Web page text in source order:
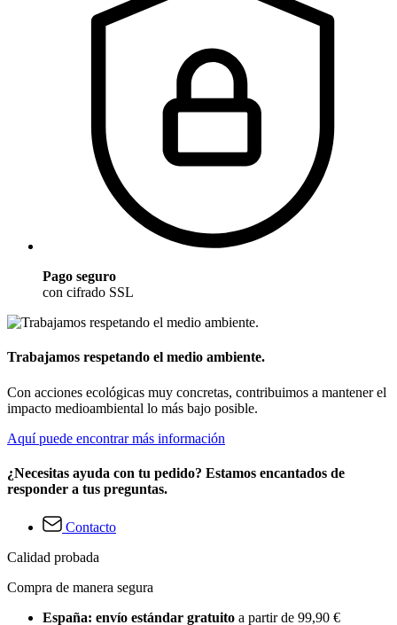
Pago seguro
con cifrado SSL
Trabajamos respetando el medio ambiente.
Con acciones ecológicas muy concretas, contribuimos a mantener el
impacto medioambiental lo más bajo posible.
Aquí puede encontrar más información
¿Necesitas ayuda con tu pedido? Estamos encantados de
responder a tus preguntas.
Contacto
Calidad probada
Compra de manera segura
España: envío estándar gratuito a partir de 99,90 €